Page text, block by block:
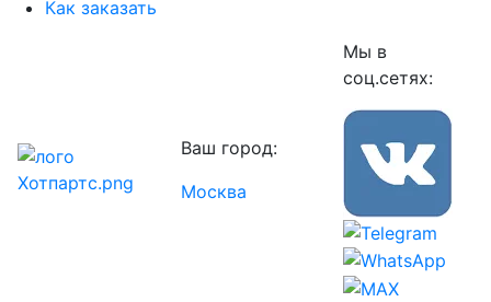
Как заказать
Ваш город:
Москва
Мы в
соц.сетях: